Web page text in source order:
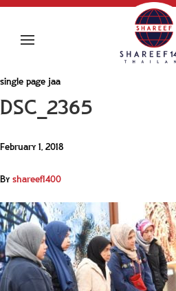
single page jaa
DSC_2365
February 1, 2018
Byshareef1400